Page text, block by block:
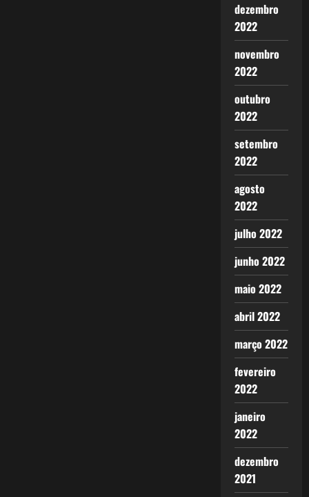
dezembro
2022
novembro
2022
outubro
2022
setembro
2022
agosto
2022
julho 2022
junho 2022
maio 2022
abril 2022
março 2022
fevereiro
2022
janeiro
2022
dezembro
2021